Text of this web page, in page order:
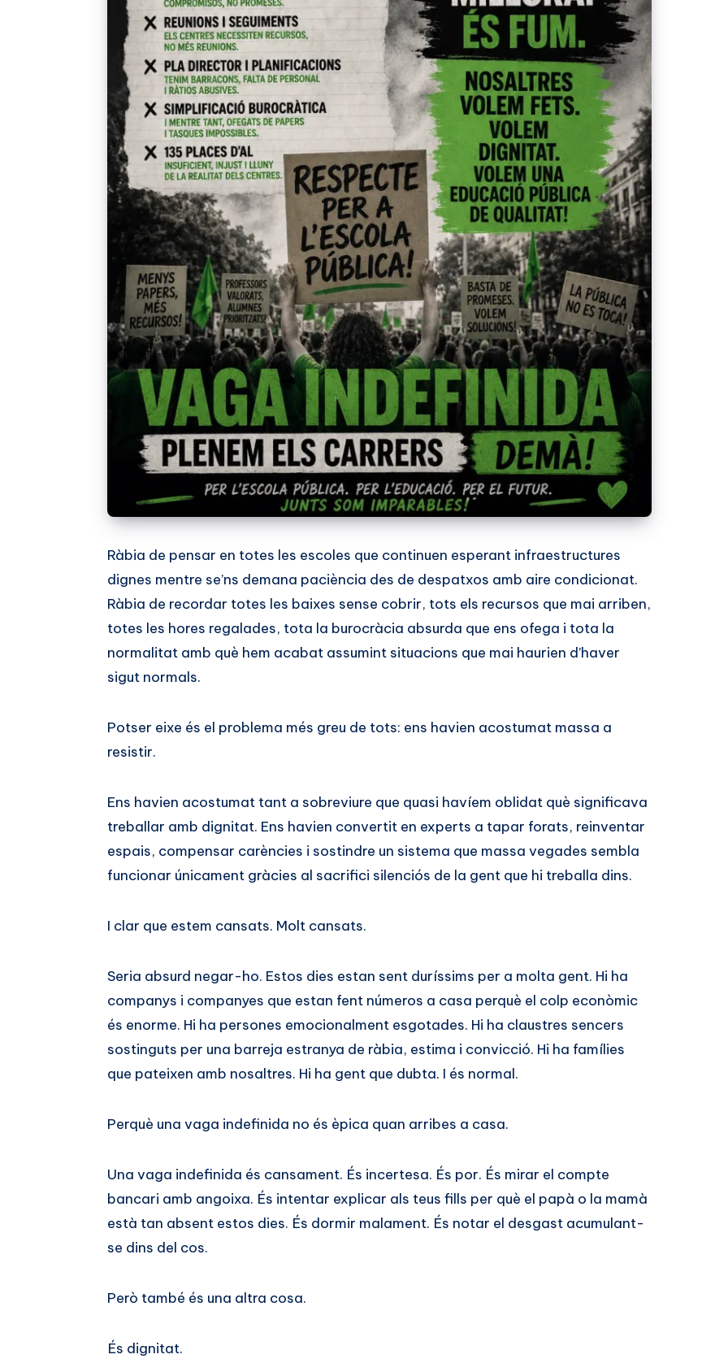
Ràbia de pensar en totes les escoles que continuen esperant infraestructures
dignes mentre se’ns demana paciència des de despatxos amb aire condicionat.
Ràbia de recordar totes les baixes sense cobrir, tots els recursos que mai arriben,
totes les hores regalades, tota la burocràcia absurda que ens ofega i tota la
normalitat amb què hem acabat assumint situacions que mai haurien d’haver
sigut normals.
Potser eixe és el problema més greu de tots: ens havien acostumat massa a
resistir.
Ens havien acostumat tant a sobreviure que quasi havíem oblidat què significava
treballar amb dignitat. Ens havien convertit en experts a tapar forats, reinventar
espais, compensar carències i sostindre un sistema que massa vegades sembla
funcionar únicament gràcies al sacrifici silenciós de la gent que hi treballa dins.
I clar que estem cansats. Molt cansats.
Seria absurd negar-ho. Estos dies estan sent duríssims per a molta gent. Hi ha
companys i companyes que estan fent números a casa perquè el colp econòmic
és enorme. Hi ha persones emocionalment esgotades. Hi ha claustres sencers
sostinguts per una barreja estranya de ràbia, estima i convicció. Hi ha famílies
que pateixen amb nosaltres. Hi ha gent que dubta. I és normal.
Perquè una vaga indefinida no és èpica quan arribes a casa.
Una vaga indefinida és cansament. És incertesa. És por. És mirar el compte
bancari amb angoixa. És intentar explicar als teus fills per què el papà o la mamà
està tan absent estos dies. És dormir malament. És notar el desgast acumulant-
se dins del cos.
Però també és una altra cosa.
És dignitat.